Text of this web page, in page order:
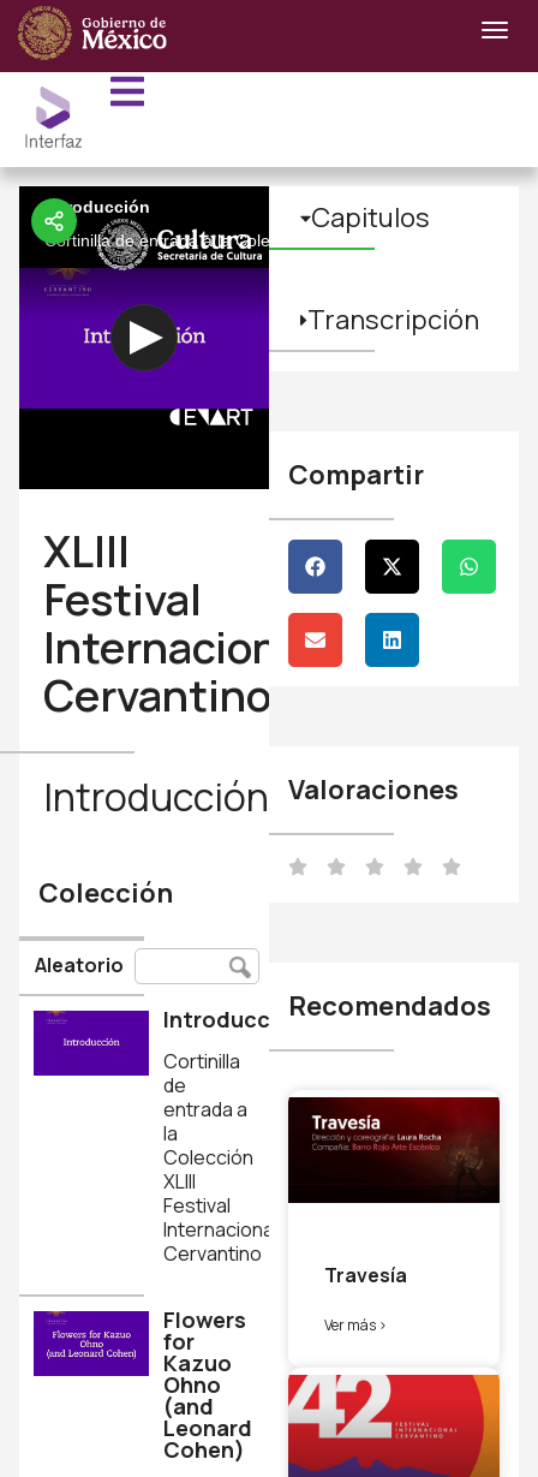
Introducción
Cortinilla de entrada a la Colección XLIII Festival Internacional
XLIII
Festival
Internacional
Cervantino
Introducción
Colección
Aleatorio
Introducción
Cortinilla
de
entrada a
la
Colección
XLIII
Festival
Internacional
Cervantino
Flowers
for
Kazuo
Ohno
(and
Leonard
Cohen)
Capitulos
Transcripción
Compartir
Valoraciones
Recomendados
Travesía
Ver más >